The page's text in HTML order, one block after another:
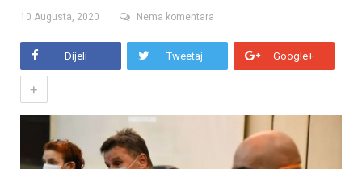
10 Augusta, 2020 Nema komentara
Dijeli Tweetaj Google+
+